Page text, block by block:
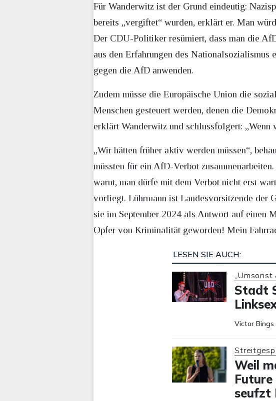
Für Wanderwitz ist der Grund eindeutig:
bereits „vergiftet“ wurden, erklärt er. Man
Der CDU-Politiker resümiert, dass man die
aus den Erfahrungen des Nationalsozialismus
gegen die AfD anwenden.
Zudem müsse die Europäische Union die
Menschen gesteuert werden, denen die
erklärt Wanderwitz und schlussfolgert:
„Wir hätten früher aktiv werden müssen“,
müssten für ein AfD-Verbot
warnt, man dürfe mit dem Verbot nicht erst
vorliegt. Lührmann ist Landesvorsitzende der
sie im September 2024 als Antwort auf einen
Opfer von Kriminalität geworden! Mein
LESEN SIE AUCH:
Stadt
Victor Bings
Weil
seufzt